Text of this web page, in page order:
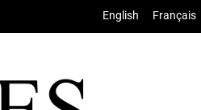
English Français